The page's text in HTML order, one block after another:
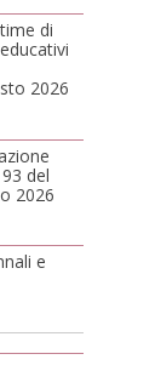
2026
del
2026